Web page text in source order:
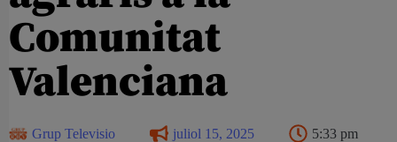
Comunitat
Valenciana
Grup Televisio juliol 15, 2025 5:33 pm